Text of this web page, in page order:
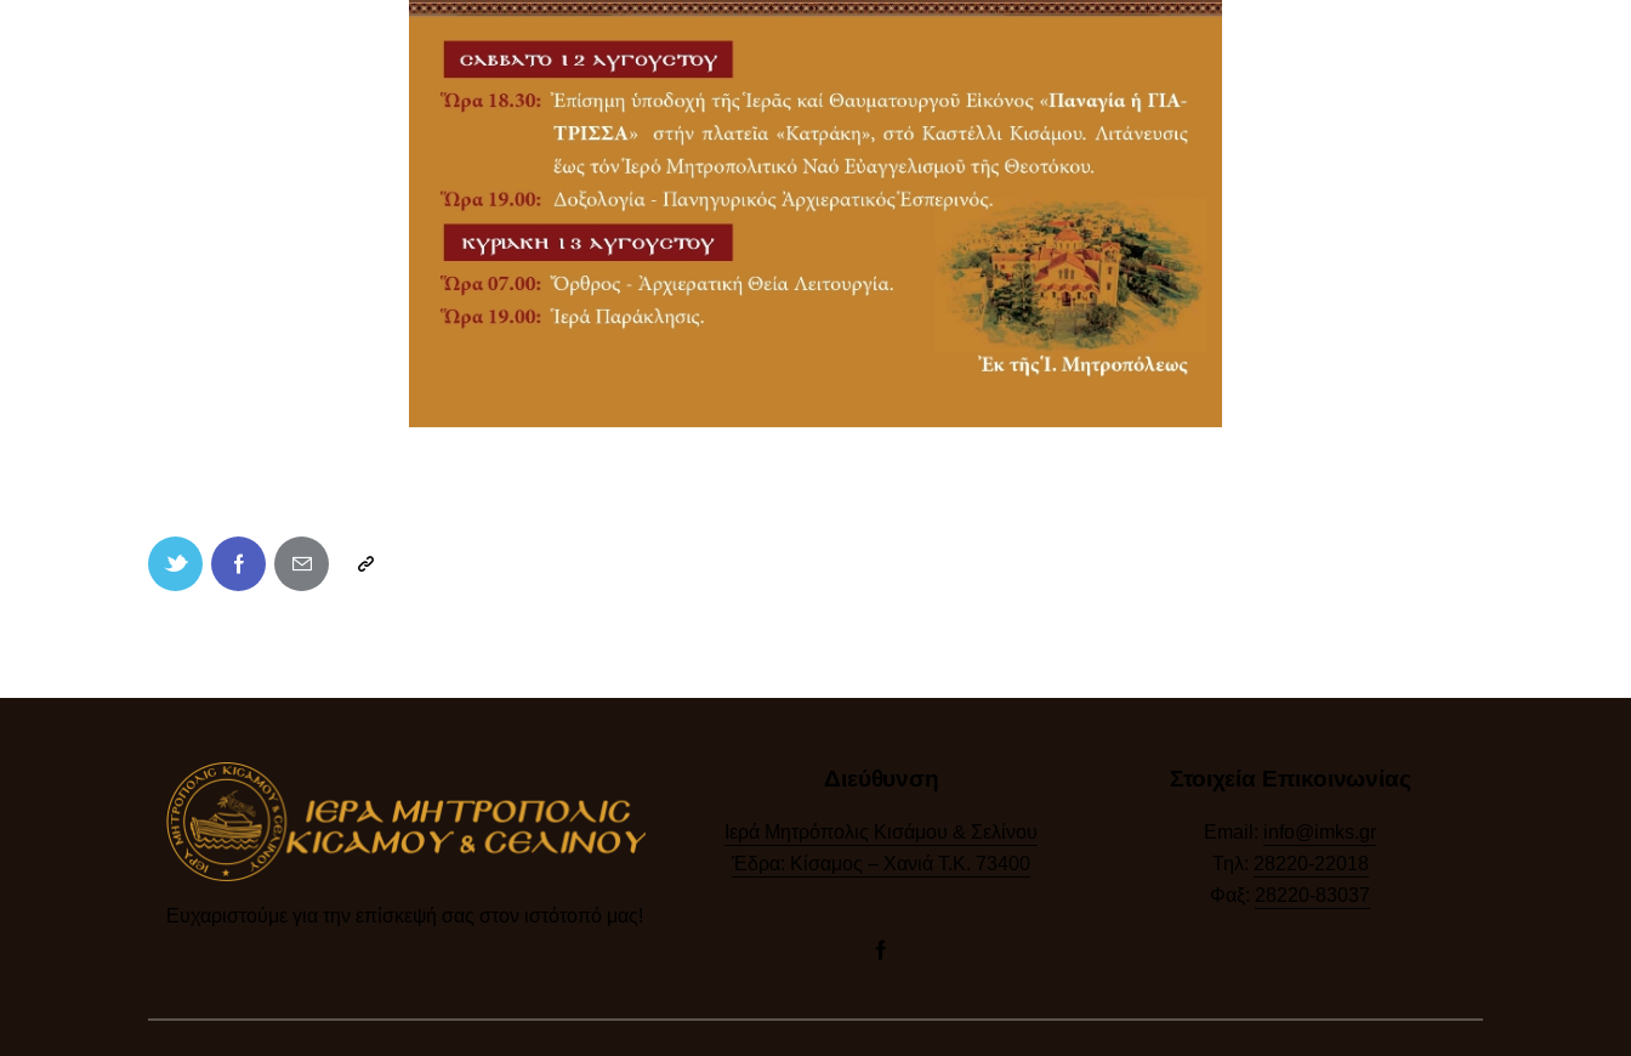
Ευχαριστούμε για την επίσκεψή σας στον ιστότοπό μας!​
Διεύθυνση
Ιερά Μητρόπολις Κισάμου & Σελίνου
Έδρα: Κίσαμος – Χανιά Τ.Κ. 73400
Στοιχεία Επικοινωνίας
Email: info@imks.gr
Τηλ: 28220-22018
Φαξ: 28220-83037